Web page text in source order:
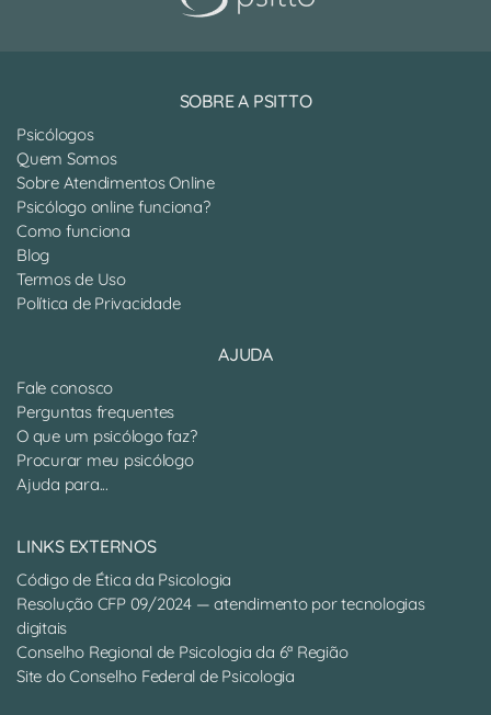
SOBRE A PSITTO
Psicólogos
Quem Somos
Sobre Atendimentos Online
Psicólogo online funciona?
Como funciona
Blog
Termos de Uso
Política de Privacidade
AJUDA
Fale conosco
Perguntas frequentes
O que um psicólogo faz?
Procurar meu psicólogo
Ajuda para...
LINKS EXTERNOS
Código de Ética da Psicologia
Resolução CFP 09/2024 — atendimento por tecnologias
digitais
Conselho Regional de Psicologia da 6ª Região
Site do Conselho Federal de Psicologia